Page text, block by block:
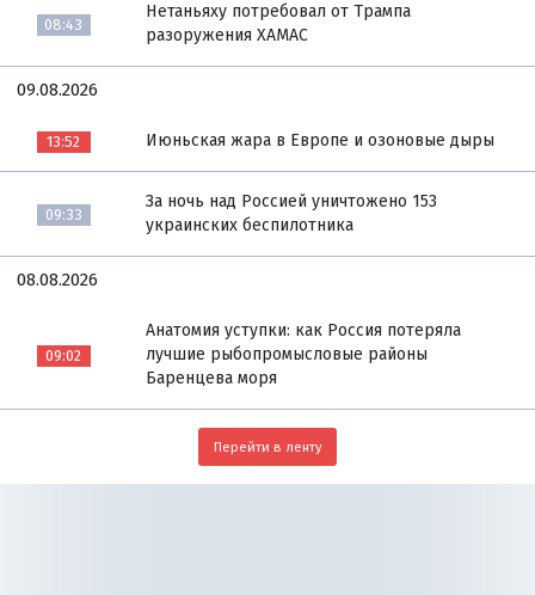
08:43
Нетаньяху потребовал от Трампа
разоружения ХАМАС
09.08.2026
13:52 Июньская жара в Европе и озоновые дыры
09:33
За ночь над Россией уничтожено 153
украинских беспилотника
08.08.2026
09:02
Анатомия уступки: как Россия потеряла
лучшие рыбопромысловые районы
Баренцева моря
Перейти в ленту